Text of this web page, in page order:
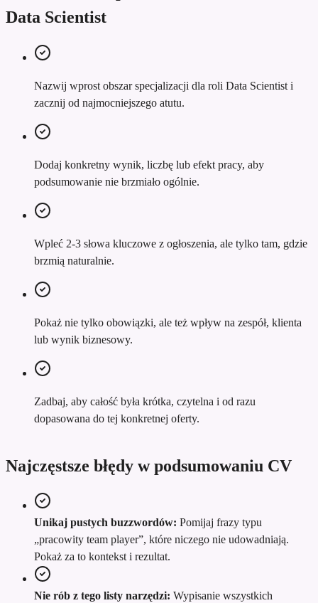
Data Scientist
Nazwij wprost obszar specjalizacji dla roli Data Scientist i
zacznij od najmocniejszego atutu.
Dodaj konkretny wynik, liczbę lub efekt pracy, aby
podsumowanie nie brzmiało ogólnie.
Wpleć 2-3 słowa kluczowe z ogłoszenia, ale tylko tam, gdzie
brzmią naturalnie.
Pokaż nie tylko obowiązki, ale też wpływ na zespół, klienta
lub wynik biznesowy.
Zadbaj, aby całość była krótka, czytelna i od razu
dopasowana do tej konkretnej oferty.
Najczęstsze błędy w podsumowaniu CV
Unikaj pustych buzzwordów: Pomijaj frazy typu
„pracowity team player”, które niczego nie udowadniają.
Pokaż za to kontekst i rezultat.
Nie rób z tego listy narzędzi: Wypisanie wszystkich